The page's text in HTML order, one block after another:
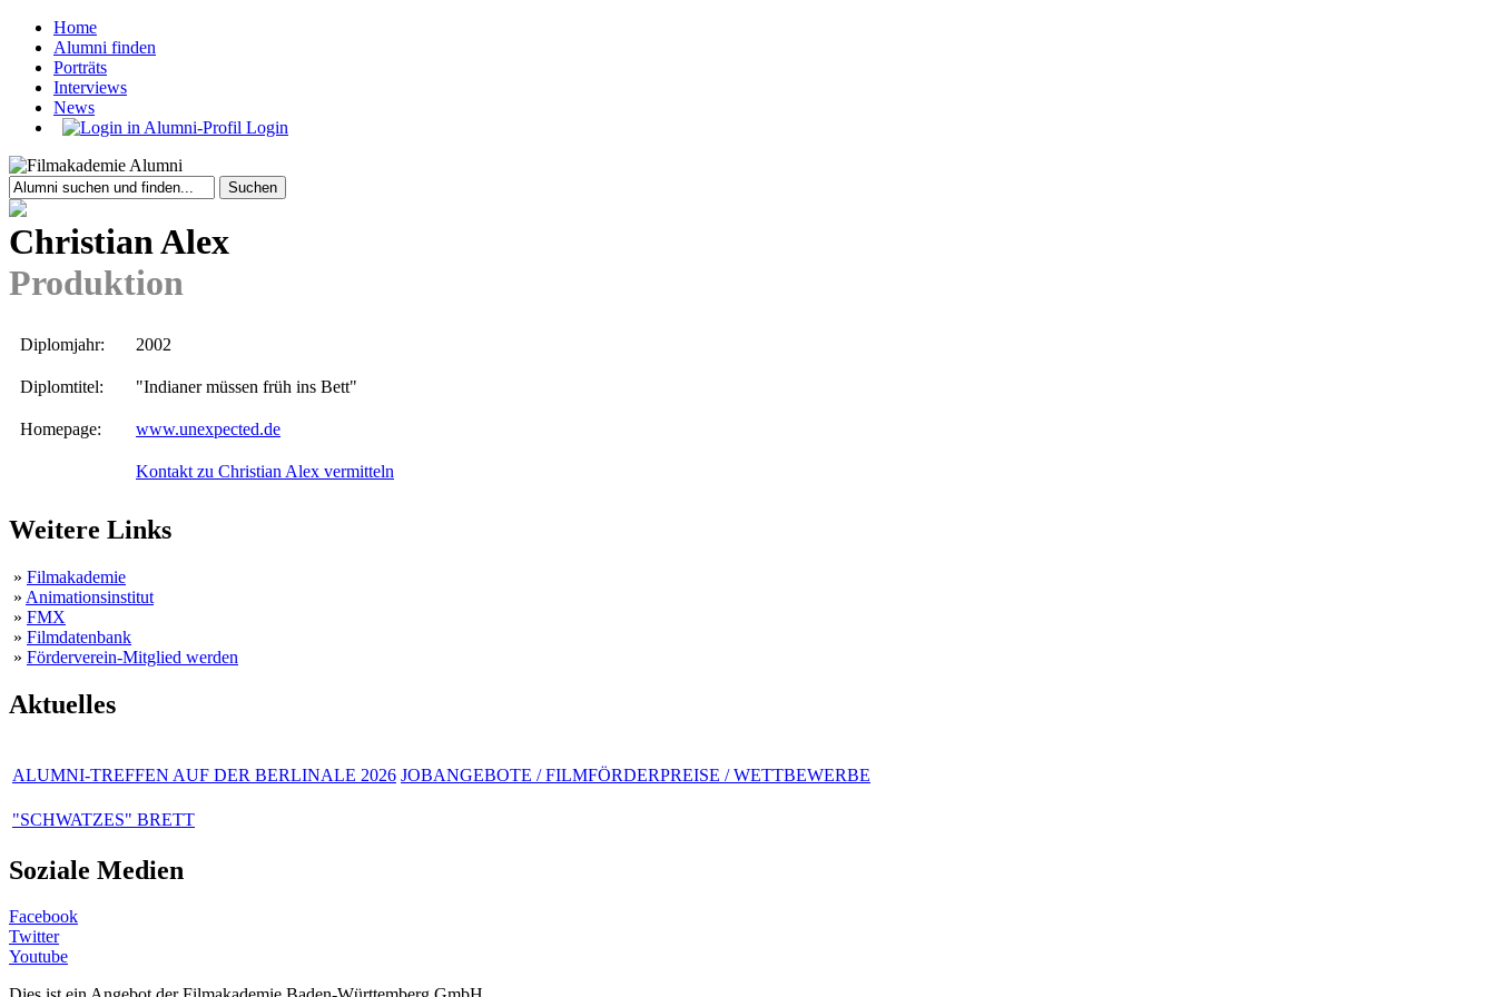
Home
Alumni finden
Porträts
Interviews
News
Login
Christian Alex
Produktion
Diplomjahr: 2002
Diplomtitel: "Indianer müssen früh ins Bett"
Homepage: www.unexpected.de
Kontakt zu Christian Alex vermitteln
Weitere Links
» Filmakademie
» Animationsinstitut
» FMX
» Filmdatenbank
» Förderverein-Mitglied werden
Aktuelles
ALUMNI-TREFFEN AUF DER BERLINALE 2026 JOBANGEBOTE / FILMFÖRDERPREISE / WETTBEWERBE
"SCHWATZES" BRETT
Soziale Medien
Facebook
Twitter
Youtube